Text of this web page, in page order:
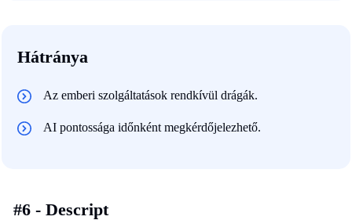
Hátránya
Az emberi szolgáltatások rendkívül drágák.
AI pontossága időnként megkérdőjelezhető.
#6 - Descript